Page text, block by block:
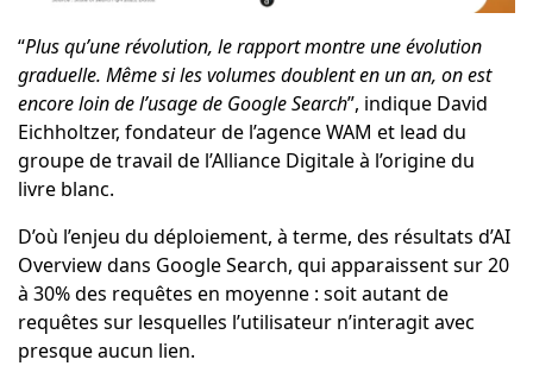
“Plus qu’une révolution, le rapport montre une évolution
graduelle. Même si les volumes doublent en un an, on est
encore loin de l’usage de Google Search”, indique David
Eichholtzer, fondateur de l’agence WAM et lead du
groupe de travail de l’Alliance Digitale à l’origine du
livre blanc.
D’où l’enjeu du déploiement, à terme, des résultats d’AI
Overview dans Google Search, qui apparaissent sur 20
à 30% des requêtes en moyenne : soit autant de
requêtes sur lesquelles l’utilisateur n’interagit avec
presque aucun lien.